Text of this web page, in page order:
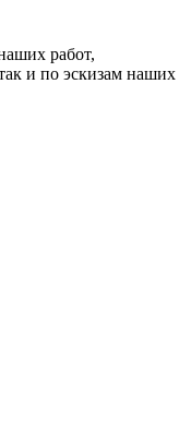
работ,
и по эскизам наших